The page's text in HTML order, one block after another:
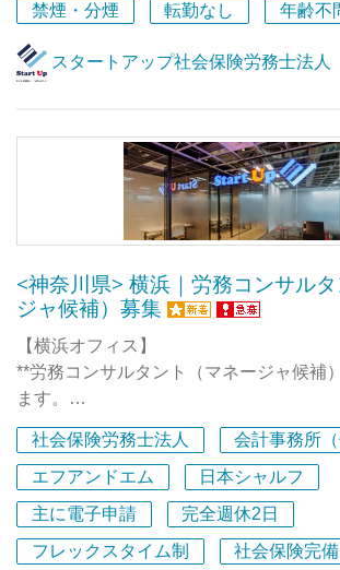
============
もっと社内の雰囲気を感じていただける
ビーを公開しています。
YouTubeで、ムービータイトル
『スタートアップ会計事務所のいいとこ
『スタートアップ会計事務所 社員に密
せんか？』 で検索いただくとトップに出
弊社代表の岩元の一日に密着！ぜひご覧
============
私たちは設立間もないベンチャー企業で
メンバー一人ひとりの行動が、これから
自分たちの手で、ゼロから組織を育てて
事務所ではなかなか得られません。
私たちは、起業家に本当に価値あるサー
め、組織とサービスの両方を磨き続けて
禁煙・分煙
転勤なし 年齢不
スタートアップ社会保険労務士法人
<神奈川県> 横浜｜労務コンサル
ジャ候補）募集
【横浜オフィス】
**労務コンサルタント（マネージャ候補
ます。
まずはプレイヤーとして労務コンサルテ
将来的にはチームを率いるリーダー／マ
業務管理や人材マネジメントをお任せし
私たちは、クライアントに真摯に寄り添
社会保険労務士法人
会計事務所（
エフアンドエム
日本シャルフ
主に電子申請
完全週休2日
フレックスタイム制
社会保険完備